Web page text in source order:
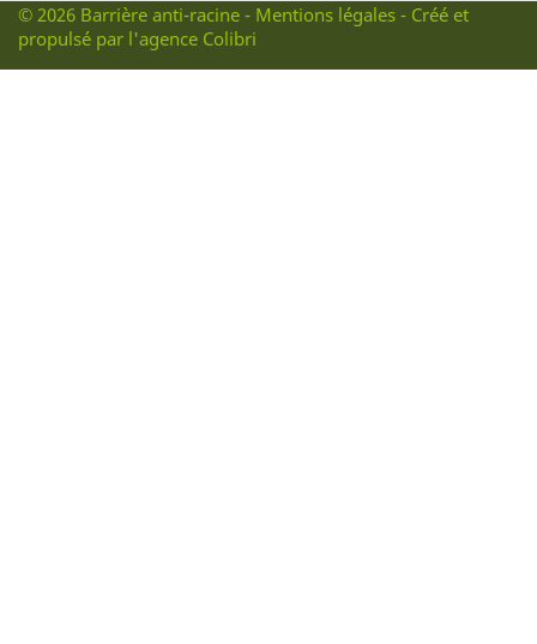
© 2026 Barrière anti-racine - Mentions légales - Créé et
propulsé par l'agence Colibri